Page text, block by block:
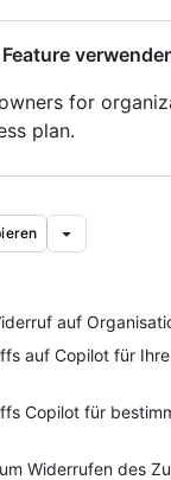
for
plan.
auf
auf Copilot für
Copilot für
Widerrufen des